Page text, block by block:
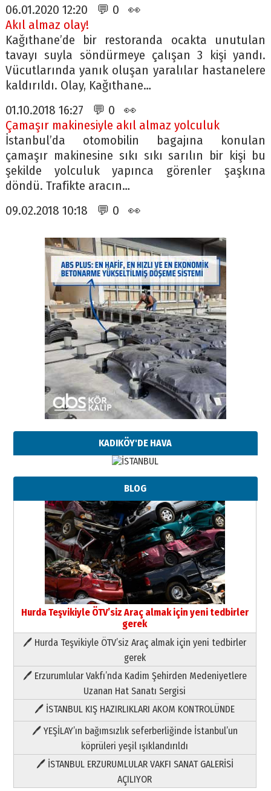
06.01.2020 12:20 💬 0 👀
Akıl almaz olay!
Kağıthane’de bir restoranda ocakta unutulan
tavayı suyla söndürmeye çalışan 3 kişi yandı.
Vücutlarında yanık oluşan yaralılar hastanelere
kaldırıldı. Olay, Kağıthane…
01.10.2018 16:27 💬 0 👀
Çamaşır makinesiyle akıl almaz yolculuk
İstanbul’da otomobilin bagajına konulan
çamaşır makinesine sıkı sıkı sarılın bir kişi bu
şekilde yolculuk yapınca görenler şaşkına
döndü. Trafikte aracın…
09.02.2018 10:18 💬 0 👀
KADIKÖY'DE HAVA
BLOG
Hurda Teşvikiyle ÖTV’siz Araç almak için yeni tedbirler
gerek
🖊 Hurda Teşvikiyle ÖTV’siz Araç almak için yeni tedbirler
gerek
🖊 Erzurumlular Vakfı’nda Kadim Şehirden Medeniyetlere
Uzanan Hat Sanatı Sergisi
🖊 İSTANBUL KIŞ HAZIRLIKLARI AKOM KONTROLÜNDE
🖊 YEŞİLAY’ın bağımsızlık seferberliğinde İstanbul’un
köprüleri yeşil ışıklandırıldı
🖊 İSTANBUL ERZURUMLULAR VAKFI SANAT GALERİSİ
AÇILIYOR
Paranın Aile Kültüründeki Yeri
03 Ağustos 2026 Pazartesi
Yıldırım Gündoğdu
HAVVA’NIN ÜÇ KIZI
09 Temmuz 2026 Perşembe
Yusuf POLAT
Şampiyonluk Sebahattin Şirin’e